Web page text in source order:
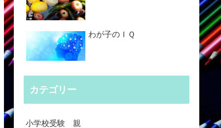
わが子のＩＱ
カテゴリー
小学校受験 親